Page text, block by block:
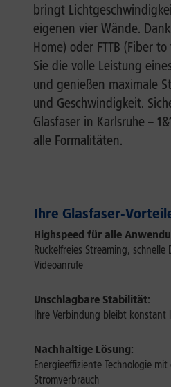
bringt
eigenen vier Wände.
Home) oder FTTB (Fiber
Sie die volle Leistung
und genießen maximale
und Geschwindigkeit.
Glasfaser in Karlsruhe –
alle Formalitäten.
Ihre Glasfaser-
Highspeed für alle
Ruckelfreies Streaming,
Videoanrufe
Unschlagbare Stabilität:
Ihre Verbindung bleibt konstant
Nachhaltige Lösung:
Energieeffiziente Technologie
Stromverbrauch